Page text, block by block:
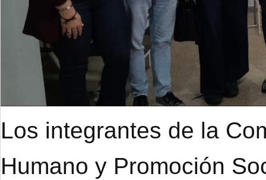
Los integrantes de la
Humano y Promoción